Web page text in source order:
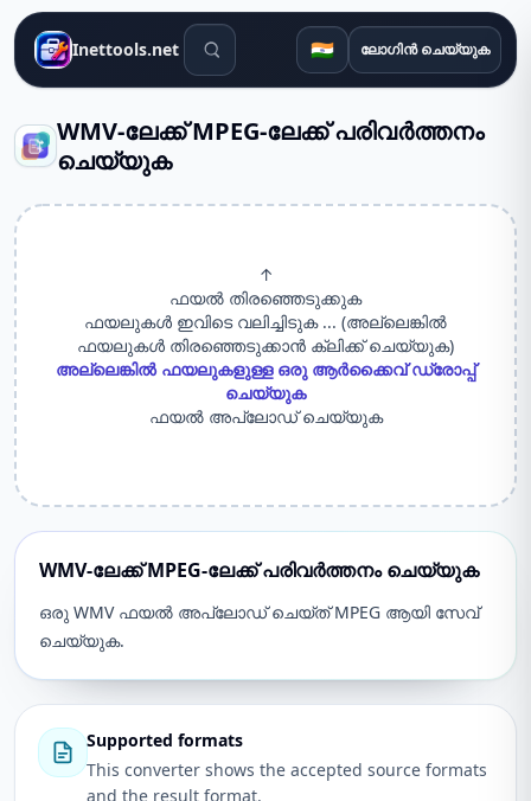
Inettools.net തിരയൽ ഉപകരണങ്ങൾ
🇮🇳 ലോഗിൻ ചെയ്യുക
WMV-ലേക്ക് MPEG-ലേക്ക് പരിവർത്തനം
ചെയ്യുക
↑
ഫയൽ തിരഞ്ഞെടുക്കുക
ഫയലുകൾ ഇവിടെ വലിച്ചിടുക ... (അല്ലെങ്കിൽ
ഫയലുകൾ തിരഞ്ഞെടുക്കാൻ ക്ലിക്ക് ചെയ്യുക)
അല്ലെങ്കിൽ ഫയലുകളുള്ള ഒരു ആർക്കൈവ് ഡ്രോപ്പ്
ചെയ്യുക
ഫയൽ അപ്‌ലോഡ് ചെയ്യുക
WMV-ലേക്ക് MPEG-ലേക്ക് പരിവർത്തനം ചെയ്യുക
ഒരു WMV ഫയൽ അപ്‌ലോഡ് ചെയ്‌ത് MPEG ആയി സേവ്
ചെയ്യുക.
Supported formats
This converter shows the accepted source formats
and the result format.